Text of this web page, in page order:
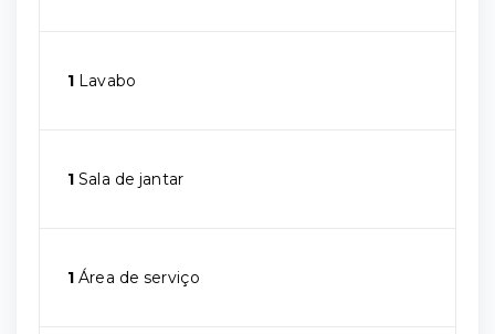
1 Lavabo
1 Sala de jantar
1 Área de serviço